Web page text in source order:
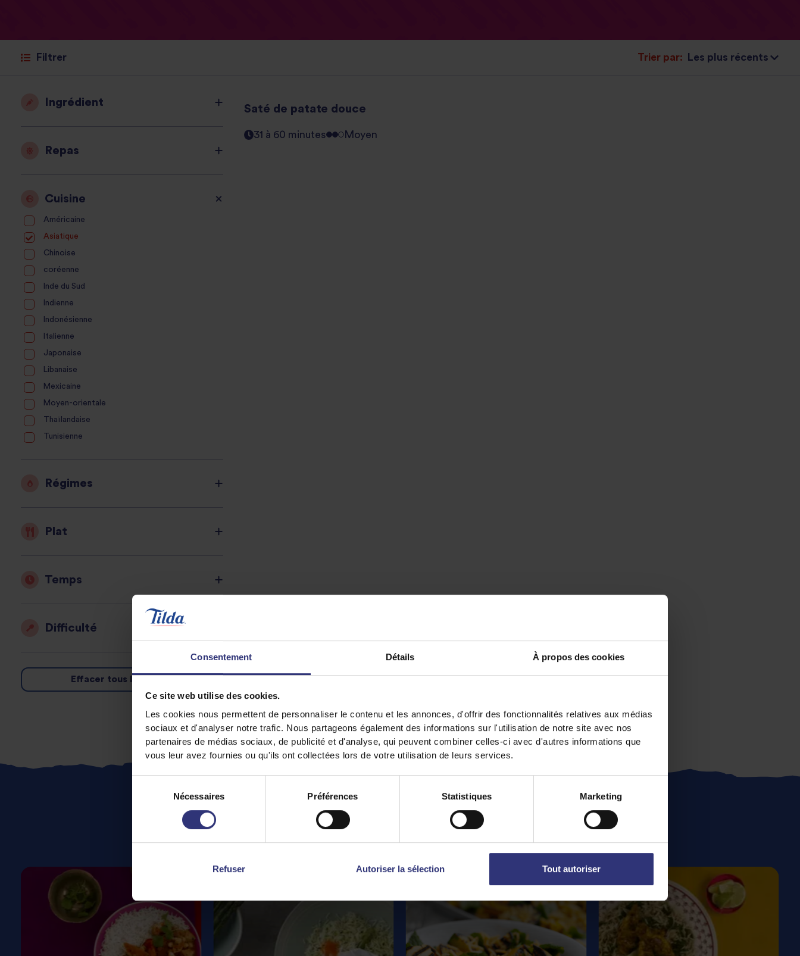
Consentement Détails À propos des cookies
Ce site web utilise des cookies.
Les cookies nous permettent de personnaliser le contenu et les annonces, d'offrir des fonctionnalités relatives aux médias
sociaux et d'analyser notre trafic. Nous partageons également des informations sur l'utilisation de notre site avec nos
partenaires de médias sociaux, de publicité et d'analyse, qui peuvent combiner celles-ci avec d'autres informations que
vous leur avez fournies ou qu'ils ont collectées lors de votre utilisation de leurs services.
consentement
Nécessaires Préférences Statistiques Marketing
Refuser Autoriser la sélection Tout autoriser
Filtrer Trier par:
Ingrédient
Repas
Cuisine
Américaine
Asiatique
Chinoise
coréenne
Inde du Sud
Indienne
Indonésienne
Italienne
Japonaise
Libanaise
Mexicaine
Moyen-orientale
Thaïlandaise
Tunisienne
Régimes
Plat
Temps
Difficulté
Effacer tous les filtres
Saté de patate douce
31 à 60 minutes Moyen
Recettes phares